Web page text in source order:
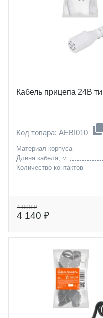
Кабель прицепа 24В
Код товара: AEBI010
Материал корпуса
Длина кабеля, м
Количество контактов
4 800 ₽
4 140 ₽